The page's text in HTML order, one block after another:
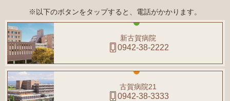
※以下のボタンをタップすると、電話がかかります。
新古賀病院
0942-38-2222
古賀病院21
0942-38-3333